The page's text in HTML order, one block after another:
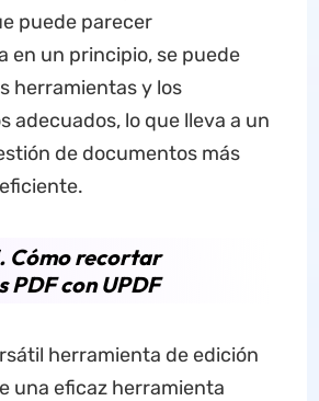
puede parecer
en un principio, se puede
herramientas y los
adecuados, lo que lleva a un
de documentos más
Cómo recortar
PDF con UPDF
herramienta de edición
una eficaz herramienta